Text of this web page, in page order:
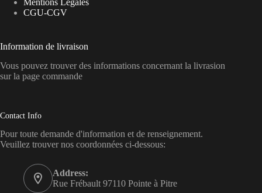
CGU-CGV
Information de livraison
Vous pouvez trouver des informations concernant la livrasion
sur la page commande
Contact Info
Pour toute demande d'information et de renseignement.
Veuillez trouver nos coordonnées ci-dessous:
Address:
Rue Frébault 97110 Pointe à Pitre